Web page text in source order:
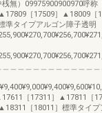
無）09975900900970呼称
［17509］▲18009［
準タイプアルゴン障子透明
＿＿＿＿＿＿＿＿＿＿＿
［17311］▲17811［
［18011］標準タイプ